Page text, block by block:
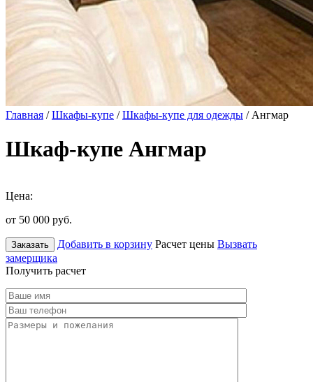
Главная /Шкафы-купе /Шкафы-купе для одежды / Ангмар
Шкаф-купе Ангмар
Цена:
от 50 000 руб.
Заказать Добавить в корзину Расчет цены Вызвать
замерщика
Получить расчет